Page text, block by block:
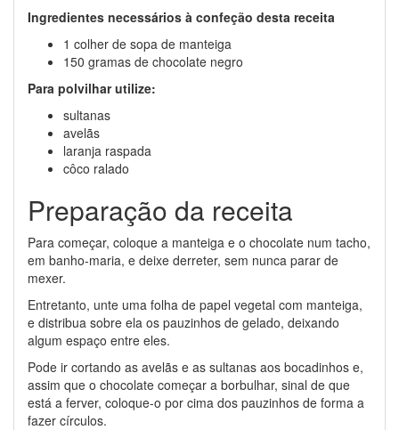
Ingredientes necessários à confeção desta receita
1 colher de sopa de manteiga
150 gramas de chocolate negro
Para polvilhar utilize:
sultanas
avelãs
laranja raspada
côco ralado
Preparação da receita
Para começar, coloque a manteiga e o chocolate num tacho,
em banho-maria, e deixe derreter, sem nunca parar de
mexer.
Entretanto, unte uma folha de papel vegetal com manteiga,
e distribua sobre ela os pauzinhos de gelado, deixando
algum espaço entre eles.
Pode ir cortando as avelãs e as sultanas aos bocadinhos e,
assim que o chocolate começar a borbulhar, sinal de que
está a ferver, coloque-o por cima dos pauzinhos de forma a
fazer círculos.